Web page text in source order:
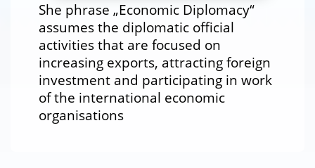
She phrase „Economic Diplomacy“
assumes the diplomatic official
activities that are focused on
increasing exports, attracting foreign
investment and participating in work
of the international economic
organisations